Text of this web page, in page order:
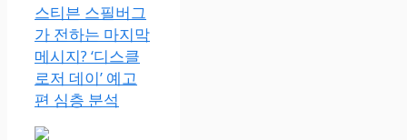
스티븐 스필버그
가 전하는 마지막
메시지? ‘디스클
로저 데이’ 예고
편 심층 분석